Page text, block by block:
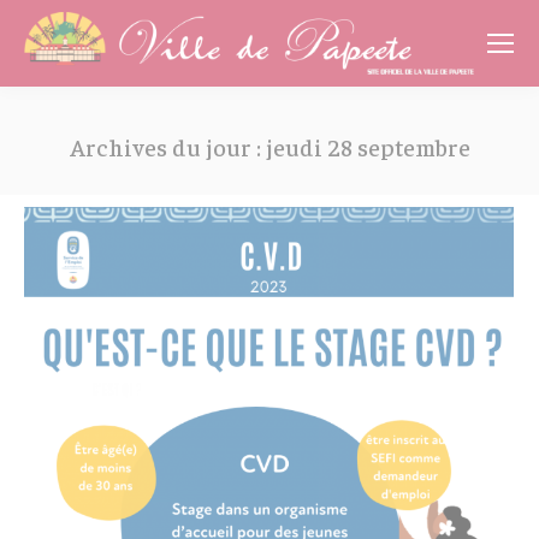
Archives du jour : jeudi 28 septembre
Cookies management panel